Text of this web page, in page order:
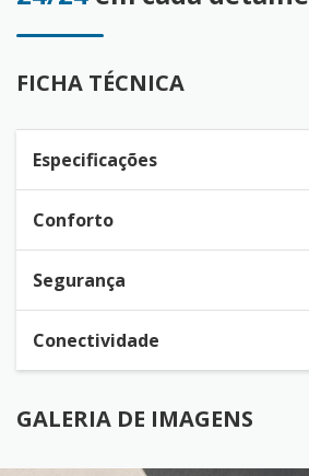
FICHA TÉCNICA
Especificações
Conforto
Segurança
Conectividade
GALERIA DE IMAGENS